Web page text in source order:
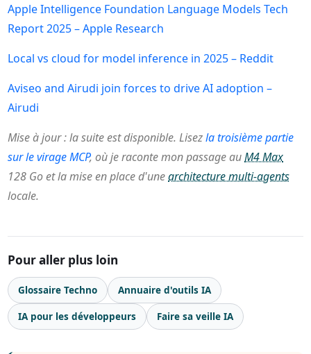
Apple Intelligence Foundation Language Models Tech
Report 2025 – Apple Research
Local vs cloud for model inference in 2025 – Reddit
Aviseo and Airudi join forces to drive AI adoption –
Airudi
Mise à jour : la suite est disponible. Lisezla troisième partie
sur le virage MCP, où je raconte mon passage auM4 Max
128 Go et la mise en place d'unearchitecture multi-agents
locale.
Pour aller plus loin
Glossaire Techno Annuaire d'outils IA
IA pour les développeurs Faire sa veille IA